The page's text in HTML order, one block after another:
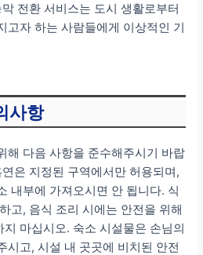
전환 서비스는 도시 생활로부터
고자 하는 사람들에게 이상적인 기
사항
해 다음 사항을 준수해주시기 바랍
은 지정된 구역에서만 허용되며,
내부에 가져오시면 안 됩니다. 식
고, 음식 조리 시에는 안전을 위해
마십시오. 숙소 시설물은 손님의
시고, 시설 내 곳곳에 비치된 안전